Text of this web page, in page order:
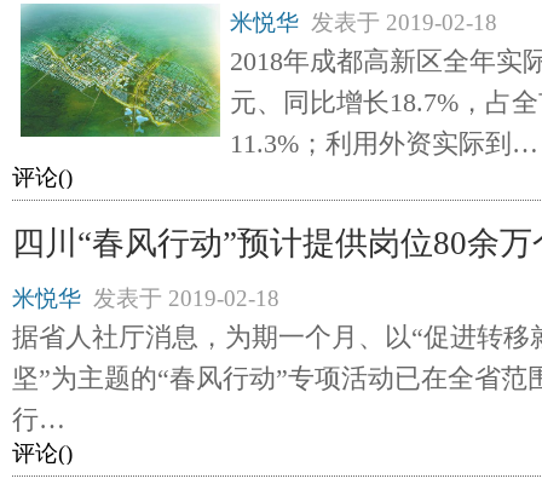
米悦华 发表于 2019-02-18
2018年成都高新区全年实
元、同比增长18.7%，占
11.3%；利用外资实际到…
评论()
四川“春风行动”预计提供岗位80余万
米悦华 发表于 2019-02-18
据省人社厅消息，为期一个月、以“促进转移
坚”为主题的“春风行动”专项活动已在全省范
行…
评论()